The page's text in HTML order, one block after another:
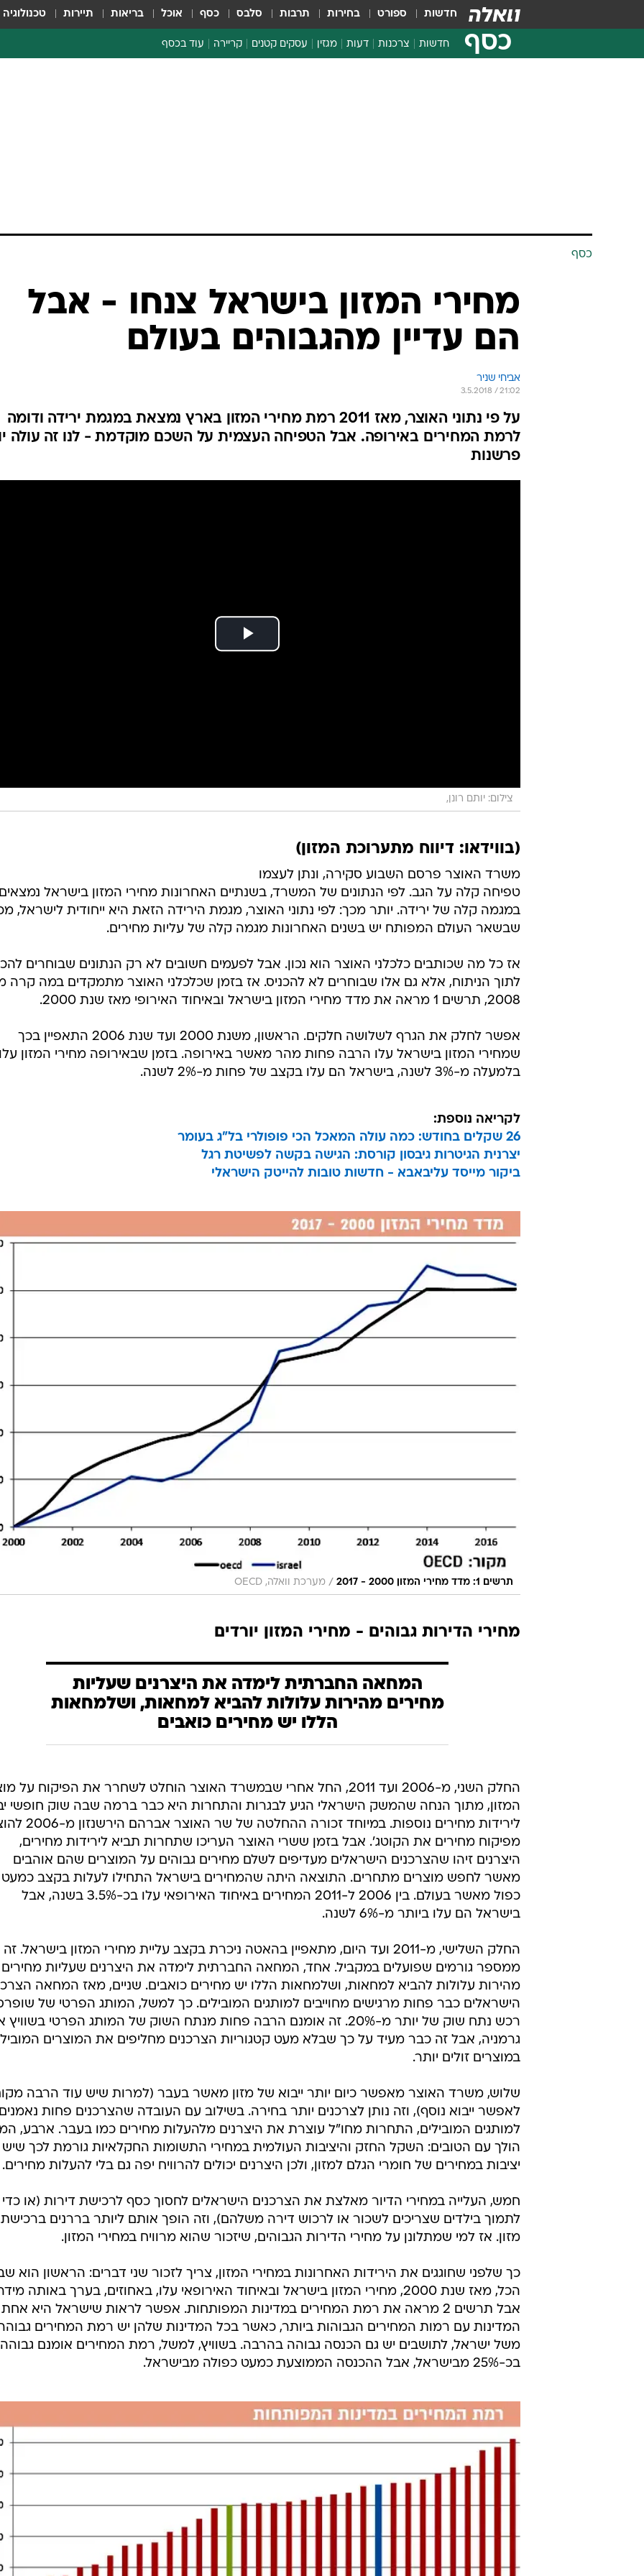
חדשות ספורט בחירות תרבות סלבס כסף אוכל בריאות תיירות טכנולוגיה
כסף חדשות צרכנות דעות מגזין עסקים קטנים קריירה עוד בכסף
כסף
מחירי המזון בישראל צנחו - אבל
הם עדיין מהגבוהים בעולם
אביחי שניר
3.5.2018 / 21:02
על פי נתוני האוצר, מאז 2011 רמת מחירי המזון בארץ נמצאת במגמת ירידה ודומה
לרמת המחירים באירופה. אבל הטפיחה העצמית על השכם מוקדמת - לנו זה עולה
פרשנות
צילום: יותם רונן,
(בווידאו: דיווח מתערוכת המזון)
משרד האוצר פרסם השבוע סקירה, ונתן לעצמו
טפיחה קלה על הגב. לפי הנתונים של המשרד, בשנתיים האחרונות מחירי המזון בישראל
במגמה קלה של ירידה. יותר מכך: לפי נתוני האוצר, מגמת הירידה הזאת היא ייחודית לישראל,
שבשאר העולם המפותח יש בשנים האחרונות מגמה קלה של עליות מחירים.
אז כל מה שכותבים כלכלני האוצר הוא נכון. אבל לפעמים חשובים לא רק הנתונים שבוחרים
לתוך הניתוח, אלא גם אלו שבוחרים לא להכניס. אז בזמן שכלכלני האוצר מתמקדים במה קרה
2008, תרשים 1 מראה את מדד מחירי המזון בישראל ובאיחוד האירופי מאז שנת 2000.
אפשר לחלק את הגרף לשלושה חלקים. הראשון, משנת 2000 ועד שנת 2006 התאפיין בכך
שמחירי המזון בישראל עלו הרבה פחות מהר מאשר באירופה. בזמן שבאירופה מחירי המזון
בלמעלה מ-3% לשנה, בישראל הם עלו בקצב של פחות מ-2% לשנה.
לקריאה נוספת:
26 שקלים בחודש: כמה עולה המאכל הכי פופולרי בל"ג בעומר
יצרנית הגיטרות גיבסון קורסת: הגישה בקשה לפשיטת רגל
ביקור מייסד עליבאבא - חדשות טובות להייטק הישראלי
תרשים 1: מדד מחירי המזון 2000 - 2017 / מערכת וואלה, OECD
מחירי הדירות גבוהים - מחירי המזון יורדים
המחאה החברתית לימדה את היצרנים שעליות
מחירים מהירות עלולות להביא למחאות, ושלמחאות
הללו יש מחירים כואבים
החלק השני, מ-2006 ועד 2011, החל אחרי שבמשרד האוצר הוחלט לשחרר את הפיקוח על
המזון, מתוך הנחה שהמשק הישראלי הגיע לבגרות והתחרות היא כבר ברמה שבה שוק חופשי
לירידות מחירים נוספות. במיוחד זכורה ההחלטה
מפיקוח מחירים את הקוטג'. אבל בזמן ששרי האוצר העריכו שתחרות תביא לירידות מחירים,
היצרנים זיהו שהצרכנים הישראלים מעדיפים לשלם מחירים גבוהים על המוצרים שהם אוהבים
מאשר לחפש מוצרים מתחרים. התוצאה היתה שהמחירים בישראל התחילו לעלות בקצב כמעט
כפול מאשר בעולם. בין 2006 ל-2011 המחירים באיחוד האירופאי עלו בכ-3.5% בשנה, אבל
בישראל הם עלו ביותר מ-6% לשנה.
החלק השלישי, מ-2011 ועד היום, מתאפיין בהאטה ניכרת בקצב עליית מחירי המזון בישראל.
ממספר גורמים שפועלים במקביל. אחד, המחאה החברתית לימדה את היצרנים שעליות מחירים
מהירות עלולות להביא למחאות, ושלמחאות הללו יש מחירים כואבים. שניים, מאז המחאה
הישראלים כבר פחות מרגישים מחוייבים למותגים המובילים. כך למשל, המותג הפרטי של
רכש נתח שוק של יותר מ-20%. זה אומנם הרבה פחות מנתח השוק של המותג הפרטי בשוויץ
גרמניה, אבל זה כבר מעיד על כך שבלא מעט קטגוריות הצרכנים מחליפים את המוצרים
במוצרים זולים יותר.
שלוש, משרד האוצר מאפשר כיום יותר ייבוא של מזון מאשר בעבר (למרות שיש עוד הרבה
לאפשר ייבוא נוסף), וזה נותן לצרכנים יותר בחירה. בשילוב עם העובדה שהצרכנים פחות
למותגים המובילים, התחרות מחו"ל עוצרת את היצרנים מלהעלות מחירים כמו בעבר. ארבע,
הולך עם הטובים: השקל החזק והיציבות העולמית במחירי התשומות החקלאיות גורמת לכך שיש
יציבות במחירים של חומרי הגלם למזון, ולכן היצרנים יכולים להרוויח יפה גם בלי להעלות מחירים.
חמש, העלייה במחירי הדיור מאלצת את הצרכנים הישראלים לחסוך כסף לרכישת דירות (או כדי
לתמוך בילדים שצריכים לשכור או לרכוש דירה משלהם), וזה הופך אותם ליותר בררנים ברכישת
מזון. אז למי שמתלונן על מחירי הדירות הגבוהים, שיזכור שהוא מרוויח במחירי המזון.
כך שלפני שחוגגים את הירידות האחרונות במחירי המזון, צריך לזכור שני דברים: הראשון הוא
הכל, מאז שנת 2000, מחירי המזון בישראל ובאיחוד האירופאי עלו, באחוזים, בערך באותה
אבל תרשים 2 מראה את רמת המחירים במדינות המפותחות. אפשר לראות שישראל היא אחת
המדינות עם רמות המחירים הגבוהות ביותר, כאשר בכל המדינות שלהן יש רמת המחירים
משל ישראל, לתושבים יש גם הכנסה גבוהה בהרבה. בשוויץ, למשל, רמת המחירים אומנם גבוהה
בכ-25% מבישראל, אבל ההכנסה הממוצעת כמעט כפולה מבישראל.